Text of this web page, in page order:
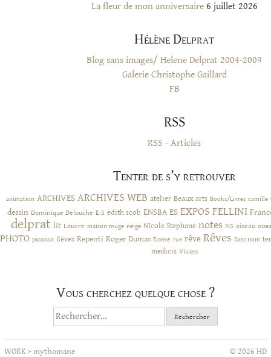
La fleur de mon anniversaire 6 juillet 2026
Hélène Delprat
Blog sans images/ Helene Delprat 2004-2009
Galerie Christophe Gaillard
FB
RSS
RSS - Articles
Tenter de s’y retrouver
animation ARCHIVES ARCHIVES WEB atelier Beaux arts Books/Livres camille
dessin Dominique Delouche E.S edith scob ENSBA ES EXPOS FELLINI
delprat lit Louvre maison rouge neige NIcole Stephane notes NS oiseau
PHOTO picasso Rêves Repenti Roger Dumas Rome rue rêve Rêves Sans nom
medicis Viviers
Vous cherchez quelque chose ?
Rechercher :
WORK>mythomane © 2026 HD